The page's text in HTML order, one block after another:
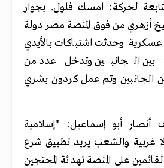
لحركة: امسك فلول. بجوار
أزهري من فوق المنصة مصر دولة
عسكرية وحدثت اشتباكات بالأيدي
بين الجانبين وتدخل عدد من
الجانبين وتم عمل كردون بشري
أبو إسماعيل: "إسلامية
غربية والشعب يريد تطبيق شرع
على المنصة تهدئة المحتجين